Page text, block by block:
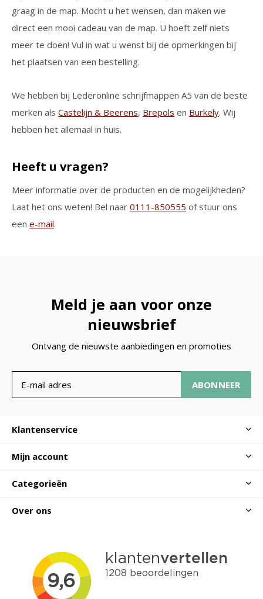
graag in de map. Mocht u het wensen, dan maken we
direct een mooi cadeau van de map. U hoeft zelf niets
meer te doen! Vul in wat u wenst bij de opmerkingen bij
het plaatsen van een bestelling.
We hebben bij Lederonline schrijfmappen A5 van de beste
merken als Castelijn & Beerens, Brepols en Burkely. Wij
hebben het allemaal in huis.
Heeft u vragen?
Meer informatie over de producten en de mogelijkheden?
Laat het ons weten! Bel naar 0111-850555 of stuur ons
een e-mail.
Meld je aan voor onze
nieuwsbrief
Ontvang de nieuwste aanbiedingen en promoties
ABONNEER
Klantenservice
Mijn account
Categorieën
Over ons